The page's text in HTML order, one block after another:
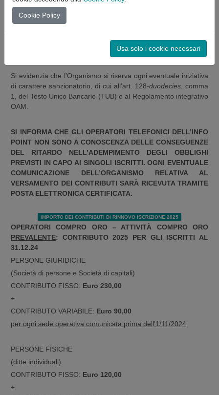
In caso di mancato e/o parziale pagamento del contributo entro
del medesimo pari al 30% dell’importo non versato alla data del
Si evidenzia che l’Organismo si riserva ogni eventuale iniziativa
di carattere sanzionatorio, di cui all’art. 128-duodecies , comma
1, del Testo Unico Bancario (TUB) e al Regolamento integrativo
OAM.
SI INFORMA CHE GLI OPERATORI TELEFONICI DELL’INFO
POINT NON SONO A CONOSCENZA DELLE CONSEGUENZE
DEL RITARDO NELL’ADEMPIMENTO DEGLI OBBLIGHI
PREVISTI IN CAPO AI SINGOLI ISCRITTI. OGNI EVENTUALE
COMUNICAZIONE DELL’ORGANISMO RELATIVA AL
VERSAMENTO DEI CONTRIBUTI SARÀ RICEVUTA TRAMITE
POSTA ELETTRONICA CERTIFICATA.
IMPORTO DEI CONTRIBUTI DI RINNOVO ISCRIZIONE 2025
OPERATORI COMPRO ORO – ATTIVITÀ COMPRO ORO
PREVALENTE: CONTRIBUTO 2025 PER GLI ISCRITTI AL
31.12.24
PERSONE GIURIDICHE
(Società di persone e Società di capitali)
CONTRIBUTO FISSO: Euro 230,00
+
CONTRIBUTO VARIABILE: Euro 90,00
per ogni sede operativa comunicata prima dell’1/11/2024
PERSONE FISICHE
(ditte individuali)
CONTRIBUTO FISSO: Euro 120,00
+
Cookie Policy
Usa solo i cookie necessari